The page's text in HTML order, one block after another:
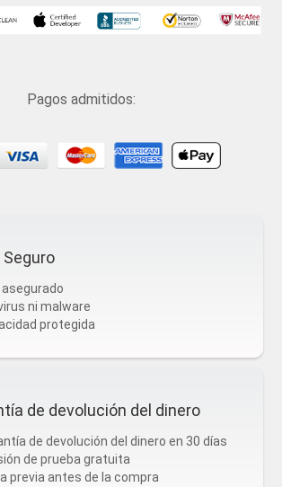
Pagos admitidos:
Seguro
asegurado
ni malware
protegida
de devolución del dinero
de devolución del dinero en 30 días
de prueba gratuita
previa antes de la compra